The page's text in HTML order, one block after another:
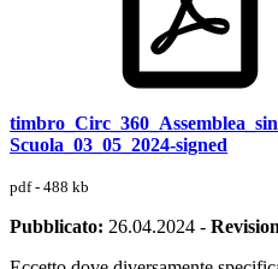
Scuola_03_05_2024-signed
pdf - 488 kb
Pubblicato: 26.04.2024 -